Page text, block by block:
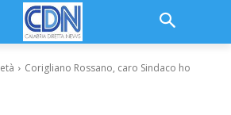
Corigliano Rossano, caro Sindaco ho